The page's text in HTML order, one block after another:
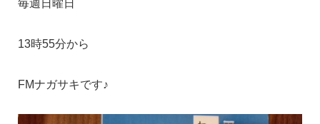
毎週日曜日
13時55分から
FMナガサキです♪